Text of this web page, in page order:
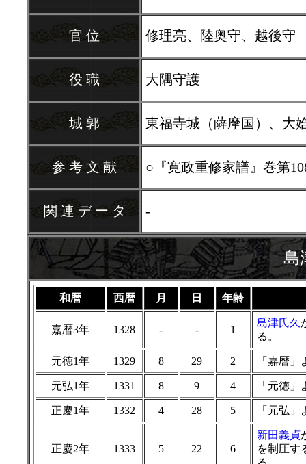
官 位 修理亮、陸奥守、越後守
役 職 大隅守護
城 郭 東福寺城（薩摩国）、大
参 考 文 献 ○『寛政重修家譜』巻第
関 連 デ ー タ -
島
和暦 西暦 月 日 年齢
嘉暦3年 1328 - - 1
島津氏久
る。
元徳1年 1329 8 29 2 「嘉暦
元弘1年 1331 8 9 4 「元徳
正慶1年 1332 4 28 5 「元弘
正慶2年 1333 5 22 6
新田義貞
を制圧す